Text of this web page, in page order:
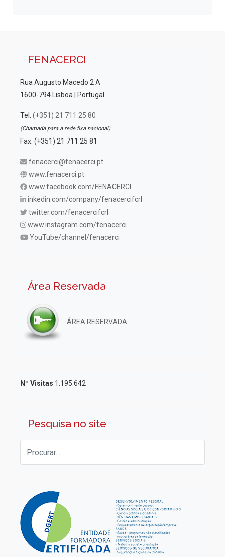
FENACERCI
Rua Augusto Macedo 2 A
1600-794 Lisboa | Portugal
Tel. (+351) 21 711 25 80
(Chamada para a rede fixa nacional)
Fax. (+351) 21 711 25 81
fenacerci@fenacerci.pt
www.fenacerci.pt
www.facebook.com/FENACERCI
inkedin.com/company/fenacercifcrl
twitter.com/fenacercifcrl
www.instagram.com/fenacerci
YouTube/channel/fenacerci
Área Reservada
ÁREA RESERVADA
Nº Visitas 1.195.642
Pesquisa no site